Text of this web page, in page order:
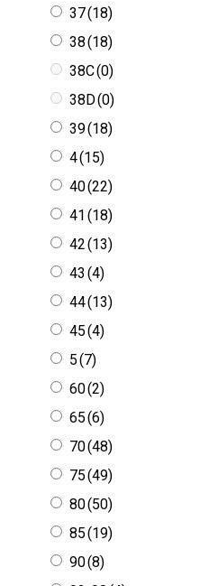
37(18)
38(18)
38C(0)
38D(0)
39(18)
4(15)
40(22)
41 (18)
42(13)
43 (4)
44(13)
45(4)
5(7)
60(2)
65(6)
70(48)
75(49)
80(50)
85(19)
90(8)